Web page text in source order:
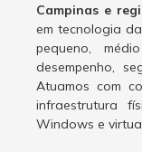
Campinas e
em tecnologia
pequeno,
desempenho,
Atuamos com
infraestrutura
Windows e